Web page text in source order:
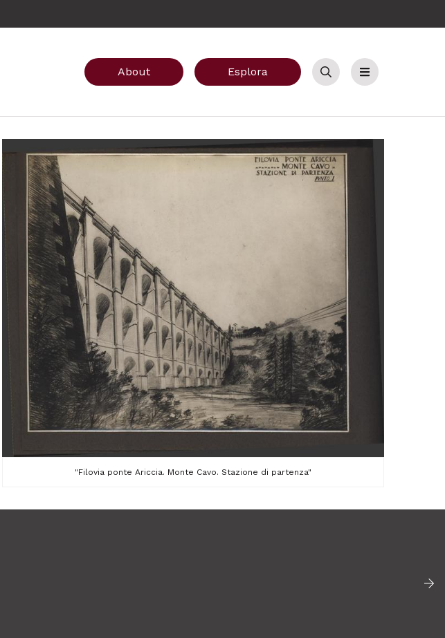
About Esplora
Cerca Menu
della scheda
permalink
"Filovia ponte Ariccia. Monte Cavo. Stazione di partenza"